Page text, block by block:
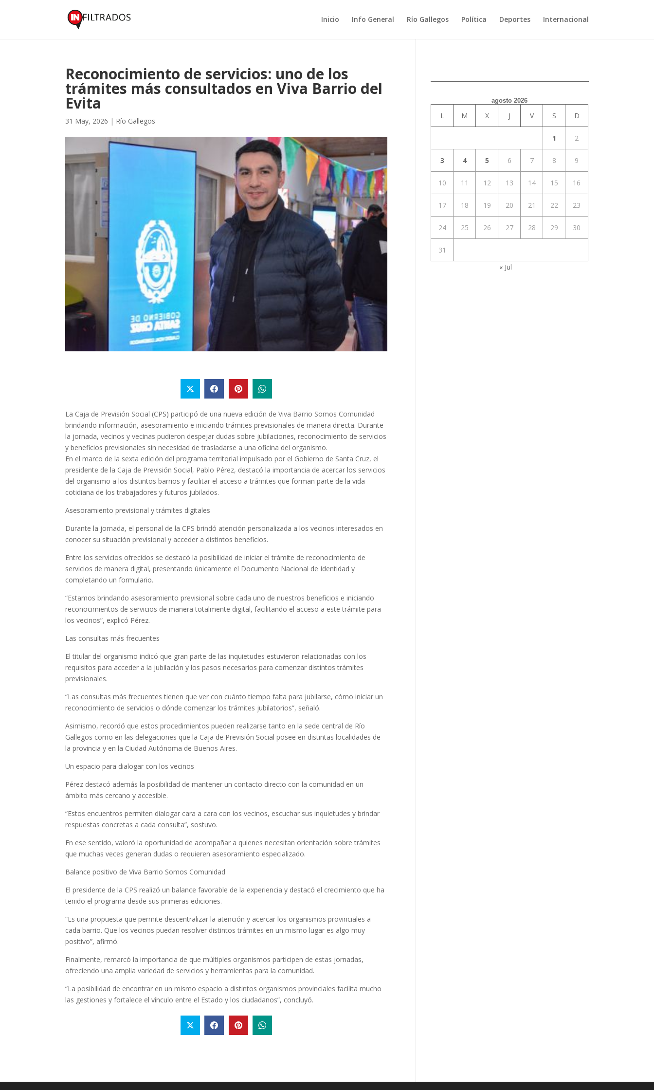
Inicio Info General Río Gallegos Política Deportes Internacional
Reconocimiento de servicios: uno de los
trámites más consultados en Viva Barrio del
Evita
31 May, 2026 | Río Gallegos
La Caja de Previsión Social (CPS) participó de una nueva edición de Viva Barrio Somos Comunidad
brindando información, asesoramiento e iniciando trámites previsionales de manera directa. Durante
la jornada, vecinos y vecinas pudieron despejar dudas sobre jubilaciones, reconocimiento de servicios
y beneficios previsionales sin necesidad de trasladarse a una oficina del organismo.
En el marco de la sexta edición del programa territorial impulsado por el Gobierno de Santa Cruz, el
presidente de la Caja de Previsión Social, Pablo Pérez, destacó la importancia de acercar los servicios
del organismo a los distintos barrios y facilitar el acceso a trámites que forman parte de la vida
cotidiana de los trabajadores y futuros jubilados.
Asesoramiento previsional y trámites digitales
Durante la jornada, el personal de la CPS brindó atención personalizada a los vecinos interesados en
conocer su situación previsional y acceder a distintos beneficios.
Entre los servicios ofrecidos se destacó la posibilidad de iniciar el trámite de reconocimiento de
servicios de manera digital, presentando únicamente el Documento Nacional de Identidad y
completando un formulario.
“Estamos brindando asesoramiento previsional sobre cada uno de nuestros beneficios e iniciando
reconocimientos de servicios de manera totalmente digital, facilitando el acceso a este trámite para
los vecinos”, explicó Pérez.
Las consultas más frecuentes
El titular del organismo indicó que gran parte de las inquietudes estuvieron relacionadas con los
requisitos para acceder a la jubilación y los pasos necesarios para comenzar distintos trámites
previsionales.
“Las consultas más frecuentes tienen que ver con cuánto tiempo falta para jubilarse, cómo iniciar un
reconocimiento de servicios o dónde comenzar los trámites jubilatorios”, señaló.
Asimismo, recordó que estos procedimientos pueden realizarse tanto en la sede central de Río
Gallegos como en las delegaciones que la Caja de Previsión Social posee en distintas localidades de
la provincia y en la Ciudad Autónoma de Buenos Aires.
Un espacio para dialogar con los vecinos
Pérez destacó además la posibilidad de mantener un contacto directo con la comunidad en un
ámbito más cercano y accesible.
“Estos encuentros permiten dialogar cara a cara con los vecinos, escuchar sus inquietudes y brindar
respuestas concretas a cada consulta”, sostuvo.
En ese sentido, valoró la oportunidad de acompañar a quienes necesitan orientación sobre trámites
que muchas veces generan dudas o requieren asesoramiento especializado.
Balance positivo de Viva Barrio Somos Comunidad
El presidente de la CPS realizó un balance favorable de la experiencia y destacó el crecimiento que ha
tenido el programa desde sus primeras ediciones.
“Es una propuesta que permite descentralizar la atención y acercar los organismos provinciales a
cada barrio. Que los vecinos puedan resolver distintos trámites en un mismo lugar es algo muy
positivo”, afirmó.
Finalmente, remarcó la importancia de que múltiples organismos participen de estas jornadas,
ofreciendo una amplia variedad de servicios y herramientas para la comunidad.
“La posibilidad de encontrar en un mismo espacio a distintos organismos provinciales facilita mucho
las gestiones y fortalece el vínculo entre el Estado y los ciudadanos”, concluyó.
agosto 2026
L M X J V S D
1 2
3 4 5 6 7 8 9
10 11 12 13 14 15 16
17 18 19 20 21 22 23
24 25 26 27 28 29 30
31
« Jul